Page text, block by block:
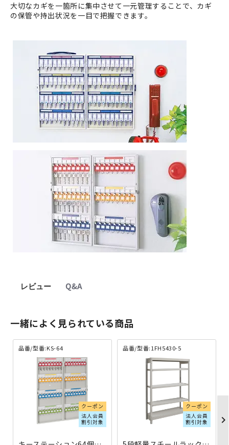
大切なカギを一箇所に集中させて一元管理することで、カギ
の保管や持出状況を一目で把握できます。
レビュー Q&A
一緒によく見られている商品
品番/型番:KS-64
クーポン
法人会員
割引対象
品番/型番:1FH5430-5
クーポン
法人会員
割引対象
chevron_right